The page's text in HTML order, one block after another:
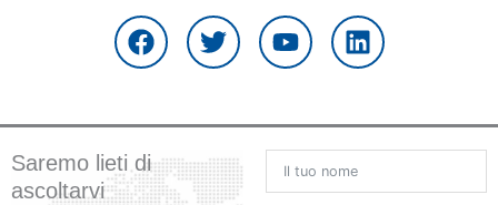
a
c
e
o
o
k
w
i
t
e
r
o
u
t
b
e
i
n
k
d
i
n
Saremo lieti di
ascoltarvi